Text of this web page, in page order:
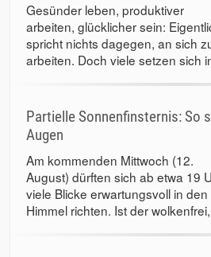
Gesünder leben, produktiver
arbeiten, glücklicher sein:
spricht nichts dagegen, an sich
arbeiten. Doch viele setzen sich
Partielle Sonnenfinsternis: So
Augen
Am kommenden Mittwoch (12.
August) dürften sich ab etwa 19
viele Blicke erwartungsvoll in den
Himmel richten. Ist der